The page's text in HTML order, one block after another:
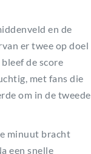
en de
er twee op doel
de score
met fans die
om in de tweede
minuut bracht
een snelle